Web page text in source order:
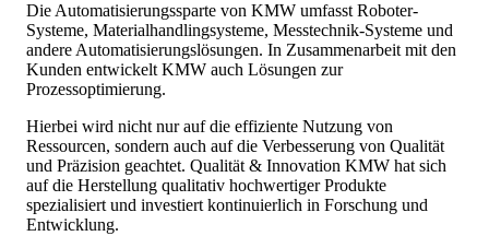
Die Automatisierungssparte von KMW umfasst Roboter-
Systeme, Materialhandlingsysteme, Messtechnik-Systeme und
andere Automatisierungslösungen. In Zusammenarbeit mit den
Kunden entwickelt KMW auch Lösungen zur
Prozessoptimierung.
Hierbei wird nicht nur auf die effiziente Nutzung von
Ressourcen, sondern auch auf die Verbesserung von Qualität
und Präzision geachtet. Qualität & Innovation KMW hat sich
auf die Herstellung qualitativ hochwertiger Produkte
spezialisiert und investiert kontinuierlich in Forschung und
Entwicklung.